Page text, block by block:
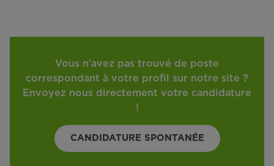
Vous n'avez pas trouvé de poste
correspondant à votre profil sur notre site ?
Envoyez nous directement votre candidature
!
CANDIDATURE SPONTANÉE